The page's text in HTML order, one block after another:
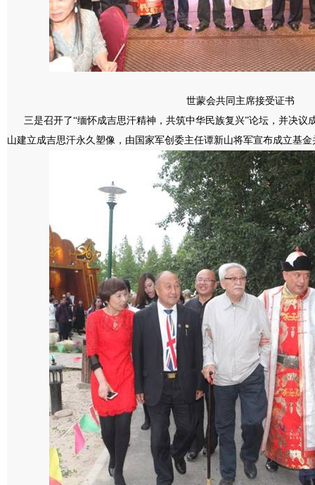
世蒙会共同主席接受证书
三是召开了“缅怀成吉思汗精神，共筑中华民族复兴”论坛，并决议
山建立成吉思汗永久塑像，由国家军创委主任谭新山将军宣布成立基